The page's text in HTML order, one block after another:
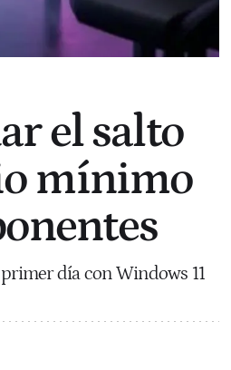
el salto
mínimo
día con Windows 11